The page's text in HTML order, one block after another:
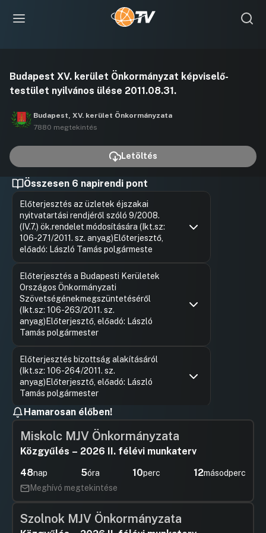
lejátszása
Budapest XV. kerület Önkormányzat képviselő-
testület nyilvános ülése 2011.08.31.
Budapest, XV. kerület Önkormányzata
7880 megtekintés
Letöltés
Összesen 6 napirendi pont
Előterjesztés az üzletek éjszakai
nyitvatartási rendjéről szóló 9/2008.
(IV.7.) ök.rendelet módosítására (Ikt.sz:
106-271/2011. sz. anyag)Előterjesztő,
előadó: László Tamás polgármeste
Előterjesztés a Budapesti Kerületek
Országos Önkormányzati
Szövetségénekmegszüntetéséről
(Ikt.sz: 106-263/2011. sz.
anyag)Előterjesztő, előadó: László
Tamás polgármester
Előterjesztés bizottság alakításáról
(Ikt.sz: 106-264/2011. sz.
anyag)Előterjesztő, előadó: László
Tamás polgármester
HozzászólásokUgrás a napirendi pontra
Előterjesztés a "MIÉNK A ... TÉR!"
közterület-fejlesztési célú közösségi
programpályázati kiírásának
jóváhagyásáról (Ikt.sz: 106-272/2011. sz.
polgármesterElőadó: Novák Ágnes
alpolgármester
László
Előterjesztés az újpalotai kiserdőben
kialakult állapot rendezésének
Hamarosan élőben!
Miskolc MJV Önkormányzata
Közgyűlés – 2026 II. félévi munkaterv
48nap 5óra 10perc 11másodperc
Meghívó megtekintése
Szolnok MJV Önkormányzata